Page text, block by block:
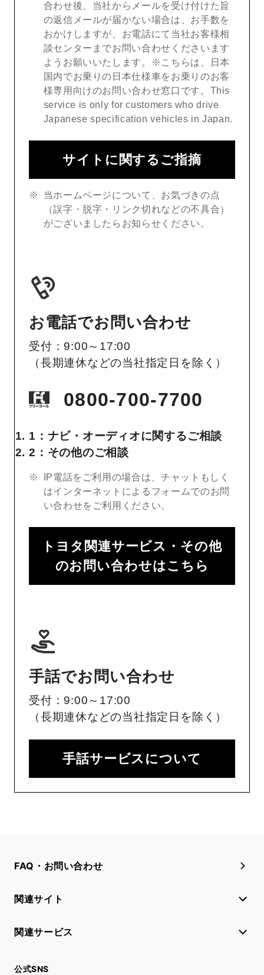
合わせ後、当社からメールを受け付けた旨
の返信メールが届かない場合は、お手数を
おかけしますが、お電話にて当社お客様相
談センターまでお問い合わせくださいます
ようお願いいたします。※こちらは、日本
国内でお乗りの日本仕様車をお乗りのお客
様専用向けのお問い合わせ窓口です。This
service is only for customers who drive
Japanese specification vehicles in Japan.
サイトに関するご指摘
当ホームページについて、お気づきの点
（誤字・脱字・リンク切れなどの不具合）
がございましたらお知らせください。
お電話でお問い合わせ
受付：9:00～17:00
（長期連休などの当社指定日を除く）
0800-700-7700
1：ナビ・オーディオに関するご相談
2：その他のご相談
IP電話をご利用の場合は、チャットもしく
はインターネットによるフォームでのお問
い合わせをご利用ください。
トヨタ関連サービス・その他
のお問い合わせはこちら
手話でお問い合わせ
受付：9:00～17:00
（長期連休などの当社指定日を除く）
手話サービスについて
FAQ・お問い合わせ
関連サイト
関連サービス
公式SNS